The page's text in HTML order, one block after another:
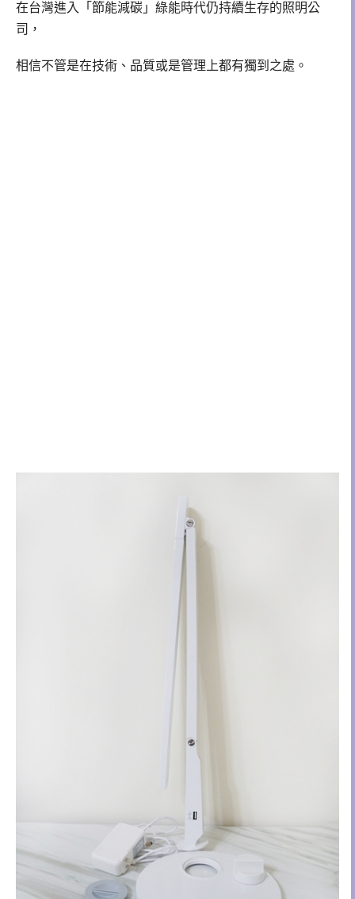
在台灣進入「節能減碳」綠能時代仍持續生存的照明公
司，
相信不管是在技術、品質或是管理上都有獨到之處。